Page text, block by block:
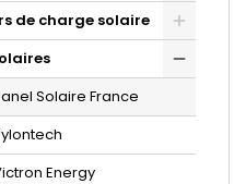
de charge solaire
Solaire France
Energy